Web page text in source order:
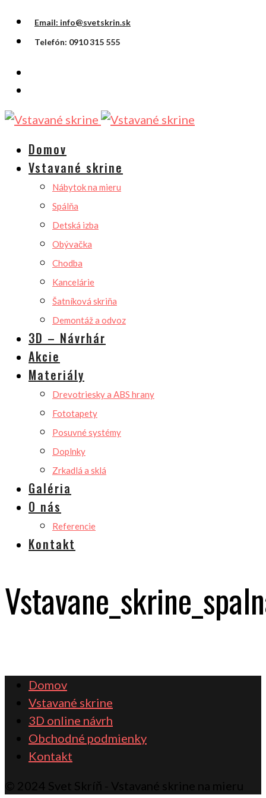
Email: info@svetskrin.sk
Telefón: 0910 315 555
Domov
Vstavané skrine
Nábytok na mieru
Spálňa
Detská izba
Obývačka
Chodba
Kancelárie
Šatníková skriňa
Demontáž a odvoz
3D – Návrhár
Akcie
Materiály
Drevotriesky a ABS hrany
Fototapety
Posuvné systémy
Doplnky
Zrkadlá a sklá
Galéria
O nás
Referencie
Kontakt
Domov
Vstavané skrine
3D online návrh
Obchodné podmienky
Kontakt
© 2024 Svet Skríň - Vstavané skrine na mieru